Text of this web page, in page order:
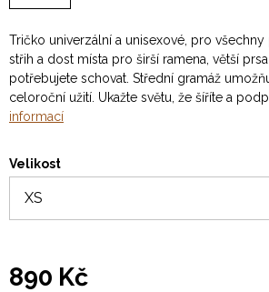
Tričko univerzální a unisexové, pro
střih a dost místa pro širší ramena, větší
potřebujete schovat. Střední gramáž
celoroční užití. Ukažte světu, že šíříte a
informací
Velikost
890 Kč